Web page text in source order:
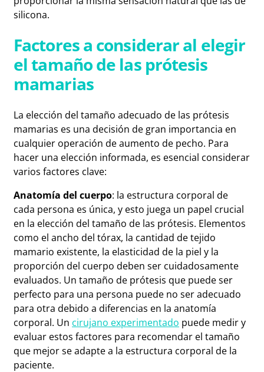
silicona.
Factores a considerar al elegir
el tamaño de las prótesis
mamarias
La elección del tamaño adecuado de las prótesis
mamarias es una decisión de gran importancia en
cualquier operación de aumento de pecho. Para
hacer una elección informada, es esencial considerar
varios factores clave:
Anatomía del cuerpo: la estructura corporal de
cada persona es única, y esto juega un papel crucial
en la elección del tamaño de las prótesis. Elementos
como el ancho del tórax, la cantidad de tejido
mamario existente, la elasticidad de la piel y la
proporción del cuerpo deben ser cuidadosamente
evaluados. Un tamaño de prótesis que puede ser
perfecto para una persona puede no ser adecuado
para otra debido a diferencias en la anatomía
corporal. Un cirujano experimentado puede medir y
evaluar estos factores para recomendar el tamaño
que mejor se adapte a la estructura corporal de la
paciente.